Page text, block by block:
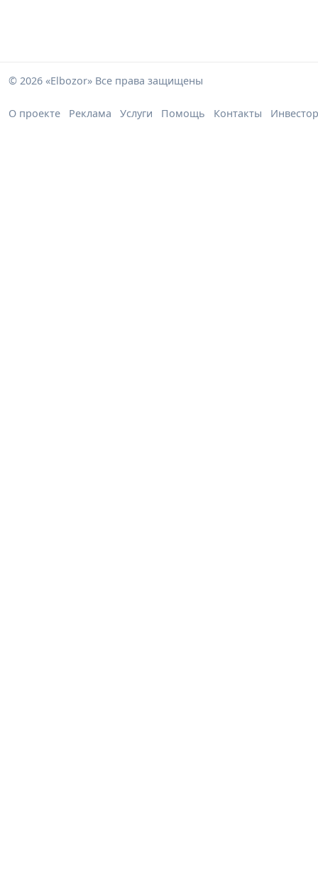
© 2026 «Elbozor» Все права защищены
О проекте Реклама Услуги Помощь Контакты